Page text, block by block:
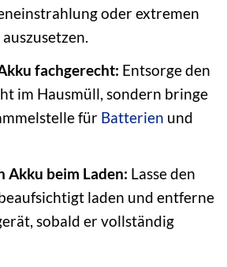
oder extremen
fachgerecht: Entsorge den
im Hausmüll, sondern bringe
für Batterien und
Akku beim Laden: Lasse den
laden und entferne
sobald er vollständig